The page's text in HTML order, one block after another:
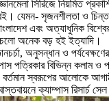
সিরিজে নিয়মিত
যেমন- সৃজনশীলতা ও
এবং অত্যাধুনিক
চলো অনেক বড় হই ইত্যাদি।
অনুসন্ধান ও
পত্রিকার বিভিন্ন কলাম ও
স্বরূপের আলোকে
ক্যাম্পাস রিসার্চ